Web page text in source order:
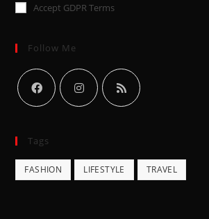
Accept GDPR Terms
Follow Me
Tags
FASHION LIFESTYLE TRAVEL